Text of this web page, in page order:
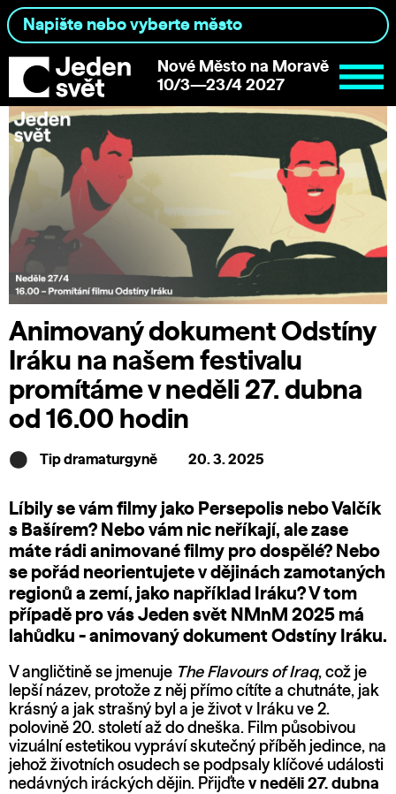
Nové Město na Moravě
10/3—23/4 2027
Animovaný dokument Odstíny
Iráku na našem festivalu
promítáme v neděli 27. dubna
od 16.00 hodin
Tip dramaturgyně 20. 3. 2025
Líbily se vám filmy jako Persepolis nebo Valčík
s Bašírem? Nebo vám nic neříkají, ale zase
máte rádi animované filmy pro dospělé? Nebo
se pořád neorientujete v dějinách zamotaných
regionů a zemí, jako například Iráku? V tom
případě pro vás Jeden svět NMnM 2025 má
lahůdku - animovaný dokument Odstíny Iráku.
V angličtině se jmenuje The Flavours of Iraq, což je
lepší název, protože z něj přímo cítíte a chutnáte, jak
krásný a jak strašný byl a je život v Iráku ve 2.
polovině 20. století až do dneška. Film působivou
vizuální estetikou vypráví skutečný příběh jedince, na
jehož životních osudech se podpsaly klíčové události
nedávných iráckých dějin. Přijďte v neděli 27. dubna